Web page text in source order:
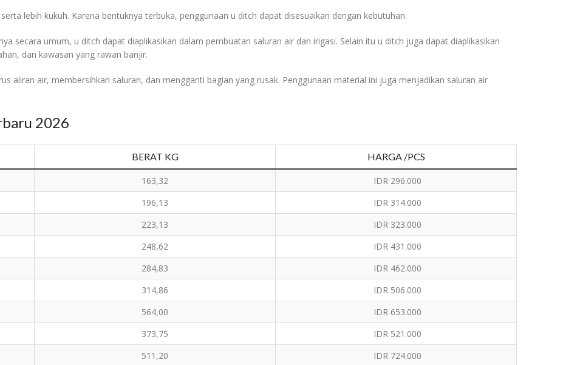
lebih kukuh. Karena bentuknya terbuka, penggunaan u ditch dapat disesuaikan dengan kebutuhan.
secara umum, u ditch dapat diaplikasikan dalam pembuatan saluran air dan irigasi. Selain itu u ditch juga dapat diaplikasikan
dan kawasan yang rawan banjir.
aliran air, membersihkan saluran, dan mengganti bagian yang rusak. Penggunaan material ini juga menjadikan saluran air
2026
BERAT KG HARGA /PCS
163,32
IDR 296.000
196,13
IDR 314.000
223,13
IDR 323.000
248,62
IDR 431.000
284,83
IDR 462.000
314,86
IDR 506.000
564,00
IDR 653.000
373,75
IDR 521.000
511,20
IDR 724.000